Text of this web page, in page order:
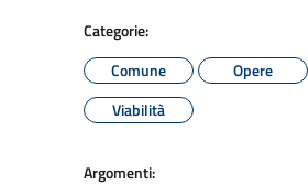
Categorie:
Comune
Opere
Viabilità
Argomenti: